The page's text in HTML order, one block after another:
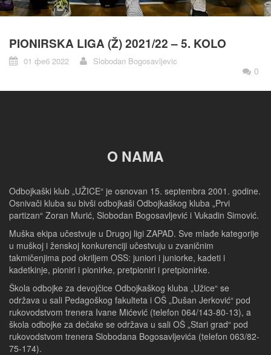
PIONIRSKA LIGA (Ž) 2021/22 – 5. KOLO
01 феб 2022 Slobodan Bogosavljevic
0
O NAMA
Odbojkaški klub „UŽICE“ je osnovan 15. septembra 2001. godine.
Osnivači kluba su bivši odbojkaši Odbojkaškog kluba „Prvi
partizan“ Zoran Murić, Slobodan Bogosavljević i Vukadin Simović.
Muška ekipa učestvuje u Drugoj ligi ZAPAD. Sve mlađe kategorije
u muškoj i ženskoj konkurenciji učestvuju u zvaničnim
takmičenjima pod okriljem OSS: juniori i juniorke, kadeti i
kadetkinje, pioniri i pionirke, pretpioniri i pretpionirke.
Škola odbojke za devojčice Odbojkaškog kluba „Užice“ se
održava u sali Pedagoškog fakulteta i OŠ „Dušan Jerković“ pod
rukovodstvom trenera Ivane Mićević (telefon 064/143-80-13), a
škola odbojke za dečake se održava u sali OŠ „Stari grad“ pod
rukovodstvom trenera Slobodana Bogosavljevića (telefon 063/82-
75-174).